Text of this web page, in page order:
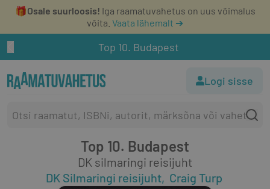
🎁Osale suurloosis! Iga raamatuvahetus on uus võimalus
võita. Vaata lähemalt ➔
Top 10. Budapest
Logi sisse
Top 10. Budapest
DK silmaringi reisijuht
DK Silmaringi reisijuht
Craig Turp